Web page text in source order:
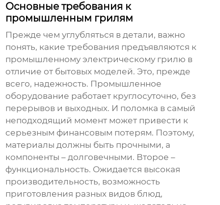
Основные требования к
промышленным грилям
Прежде чем углубляться в детали, важно
понять, какие требования предъявляются к
промышленномуэлектрическому грилю в
отличие от бытовых моделей. Это, прежде
всего, надежность. Промышленное
оборудование работает круглосуточно, без
перерывов и выходных. И поломка в самый
неподходящий момент может привести к
серьезным финансовым потерям. Поэтому,
материалы должны быть прочными, а
компоненты – долговечными. Второе –
функциональность. Ожидается высокая
производительность, возможность
приготовления разных видов блюд,